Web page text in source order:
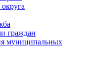
граждан
муниципальных